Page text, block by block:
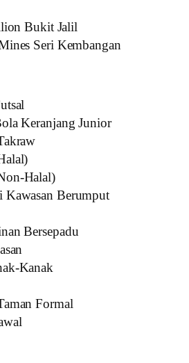
Bukit Jalil
Seri Kembangan
Keranjang Junior
Halal)
Kawasan Berumput
Bersepadu
Kanak
Formal